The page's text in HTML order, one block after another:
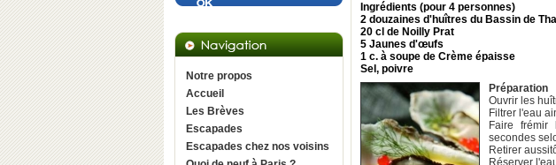
Notre propos
Accueil
Les Brèves
Escapades
Escapades chez nos voisins
Ingrédients (pour 4 personnes)
2 douzaines d'huîtres du Bassin de
20 cl de Noilly Prat
5 Jaunes d'œufs
1 c. à soupe de Crème épaisse
Sel, poivre
Préparation
Ouvrir les
Filtrer l'eau
Faire
secondes
Retirer
Réserver